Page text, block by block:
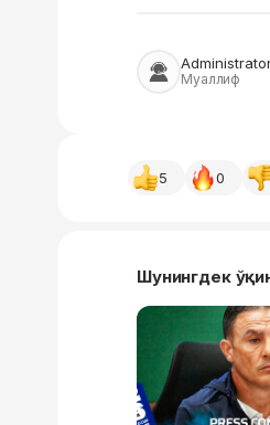
Муаллиф
5 0
Шунингдек